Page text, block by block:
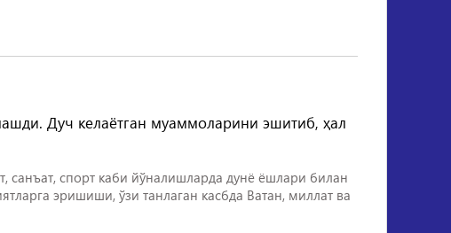
Дуч келаётган муаммоларини эшитиб, ҳал
спорт каби йўналишларда дунё ёшлари билан
эришиши, ўзи танлаган касбда Ватан, миллат ва